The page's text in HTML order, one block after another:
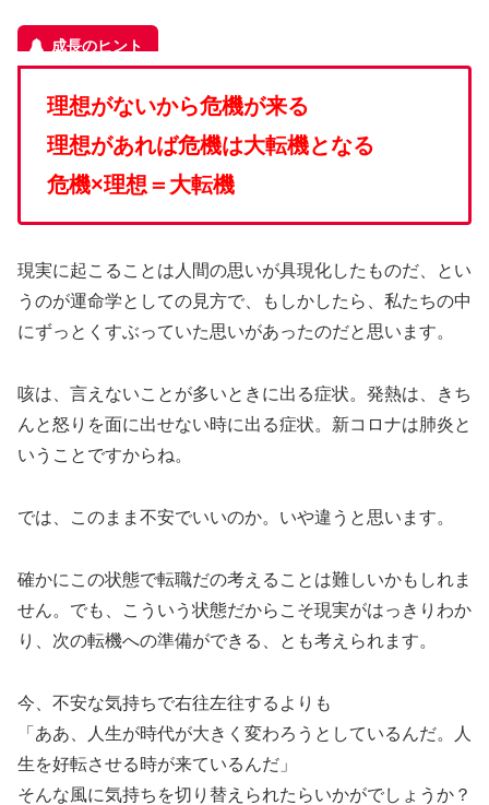
理想がないから危機が来る
理想があれば危機は大転機となる
危機×理想＝大転機
現実に起こることは人間の思いが具現化したものだ、とい
うのが運命学としての見方で、もしかしたら、私たちの中
にずっとくすぶっていた思いがあったのだと思います。
咳は、言えないことが多いときに出る症状。発熱は、きち
んと怒りを面に出せない時に出る症状。新コロナは肺炎と
いうことですからね。
では、このまま不安でいいのか。いや違うと思います。
確かにこの状態で転職だの考えることは難しいかもしれま
せん。でも、こういう状態だからこそ現実がはっきりわか
り、次の転機への準備ができる、とも考えられます。
今、不安な気持ちで右往左往するよりも
「ああ、人生が時代が大きく変わろうとしているんだ。人
生を好転させる時が来ているんだ」
そんな風に気持ちを切り替えられたらいかがでしょうか？